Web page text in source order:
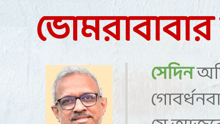
ভোমরাবাবার
সেদিন